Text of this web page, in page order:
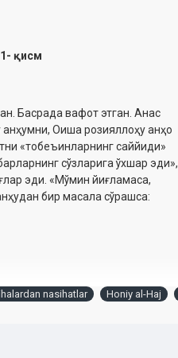
1- қисм
Басрада вафот этган. Анас
Оиша розияллоҳу анҳо
«тобеъинларнинг саййиди»
сўзларига ўхшар эди»,
эди. «Мўмин йиғламаса,
бир масала сўрашса:
nasihatlar Honiy al-Haj